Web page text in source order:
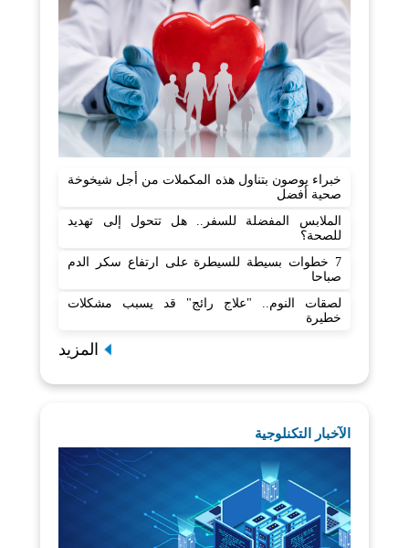
خبراء يوصون بتناول هذه المكملات من أجل شيخوخة
صحية أفضل
الملابس المفضلة للسفر.. هل تتحول إلى تهديد
للصحة؟
7 خطوات بسيطة للسيطرة على ارتفاع سكر الدم
صباحا
لصقات النوم.. "علاج رائج" قد يسبب مشكلات
خطيرة
المزيد
الآخبار التكنلوجية